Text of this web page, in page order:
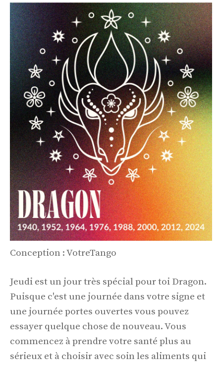
Conception : VotreTango
Jeudi est un jour très spécial pour toi Dragon.
Puisque c'est une journée dans votre signe et
une journée portes ouvertes vous pouvez
essayer quelque chose de nouveau. Vous
commencez à prendre votre santé plus au
sérieux et à choisir avec soin les aliments qui